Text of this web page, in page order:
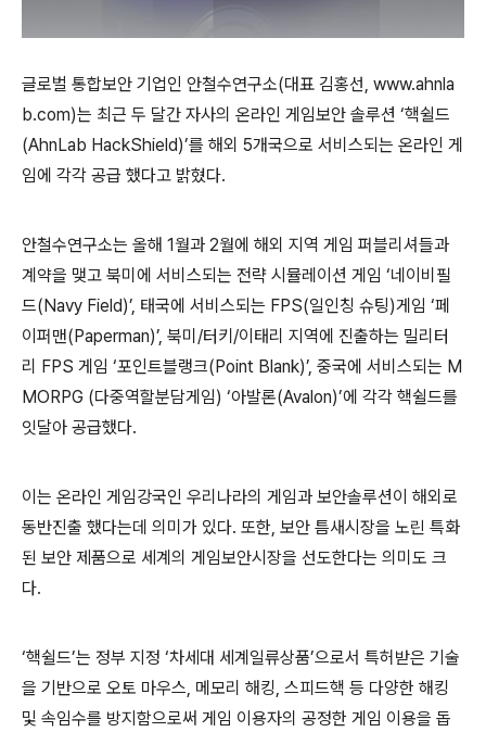
글로벌 통합보안 기업인 안철수연구소(대표 김홍선, www.ahnla
b.com)는 최근 두 달간 자사의 온라인 게임보안 솔루션 ‘핵쉴드
(AhnLab HackShield)’를 해외 5개국으로 서비스되는 온라인 게
임에 각각 공급 했다고 밝혔다.
안철수연구소는 올해 1월과 2월에 해외 지역 게임 퍼블리셔들과
계약을 맺고 북미에 서비스되는 전략 시뮬레이션 게임 ‘네이비필
드(Navy Field)’, 태국에 서비스되는 FPS(일인칭 슈팅)게임 ‘페
이퍼맨(Paperman)’, 북미 /터키 /이태리 지역에 진출하는 밀리터
리 FPS 게임 ‘포인트블랭크(Point Blank)’, 중국에 서비스되는 M
MORPG (다중역할분담게임) ‘아발론(Avalon)’에 각각 핵쉴드를
잇달아 공급했다.
이는 온라인 게임강국인 우리나라의 게임과 보안솔루션이 해외로
동반진출 했다는데 의미가 있다. 또한, 보안 틈새시장을 노린 특화
된 보안 제품으로 세계의 게임보안시장을 선도한다는 의미도 크
다.
‘핵쉴드’는 정부 지정 ‘차세대 세계일류상품’으로서 특허받은 기술
을 기반으로 오토 마우스, 메모리 해킹, 스피드핵 등 다양한 해킹
및 속임수를 방지함으로써 게임 이용자의 공정한 게임 이용을 돕